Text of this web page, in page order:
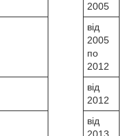
2005
від
2005
по
2012
від
2012
від